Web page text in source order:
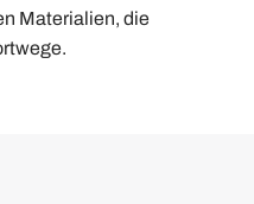
Materialien, die